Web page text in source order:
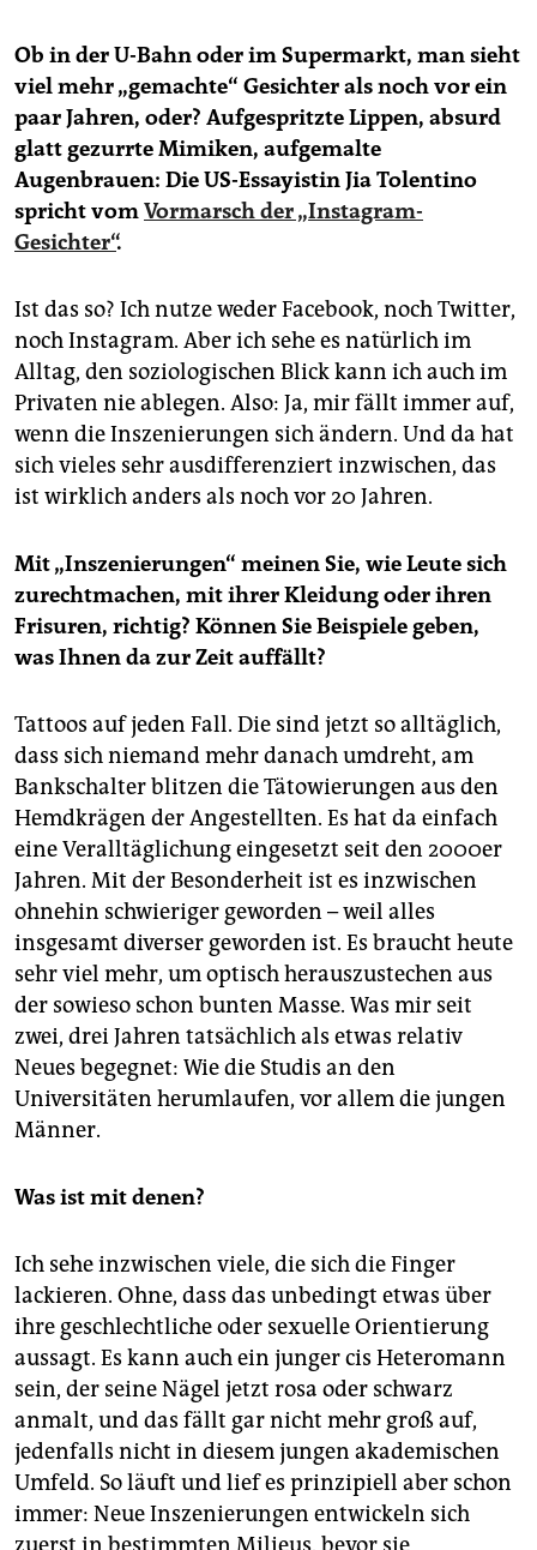
Ob in der U-Bahn oder im Supermarkt, man sieht
viel mehr „gemachte“ Gesichter als noch vor ein
paar Jahren, oder? Aufgespritzte Lippen, absurd
glatt gezurrte Mimiken, aufgemalte
Augenbrauen: Die US-Essayistin Jia Tolentino
spricht vomVormarsch der „Instagram-
Gesichter“.
Ist das so? Ich nutze weder Facebook, noch Twitter,
noch Instagram. Aber ich sehe es natürlich im
Alltag, den soziologischen Blick kann ich auch im
Privaten nie ablegen. Also: Ja, mir fällt immer auf,
wenn die Inszenierungen sich ändern. Und da hat
sich vieles sehr ausdifferenziert inzwischen, das
ist wirklich anders als noch vor 20 Jahren.
Mit „Inszenierungen“ meinen Sie, wie Leute sich
zurechtmachen, mit ihrer Kleidung oder ihren
Frisuren, richtig? Können Sie Beispiele geben,
was Ihnen da zur Zeit auffällt?
Tattoos auf jeden Fall. Die sind jetzt so alltäglich,
dass sich niemand mehr danach umdreht, am
Bankschalter blitzen die Tätowierungen aus den
Hemdkrägen der Angestellten. Es hat da einfach
eine Veralltäglichung eingesetzt seit den 2000er
Jahren. Mit der Besonderheit ist es inzwischen
ohnehin schwieriger geworden – weil alles
insgesamt diverser geworden ist. Es braucht heute
sehr viel mehr, um optisch herauszustechen aus
der sowieso schon bunten Masse. Was mir seit
zwei, drei Jahren tatsächlich als etwas relativ
Neues begegnet: Wie die Studis an den
Universitäten herumlaufen, vor allem die jungen
Männer.
Was ist mit denen?
Ich sehe inzwischen viele, die sich die Finger
lackieren. Ohne, dass das unbedingt etwas über
ihre geschlechtliche oder sexuelle Orientierung
aussagt. Es kann auch ein junger cis Heteromann
sein, der seine Nägel jetzt rosa oder schwarz
anmalt, und das fällt gar nicht mehr groß auf,
jedenfalls nicht in diesem jungen akademischen
Umfeld. So läuft und lief es prinzipiell aber schon
immer: Neue Inszenierungen entwickeln sich